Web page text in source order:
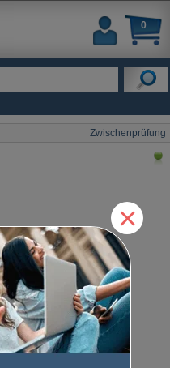
0
Zwischenprüfung
×